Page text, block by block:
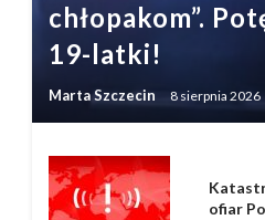
chłopakom”.
19-latki!
Marta Szczecin 8 sierpnia 2026
ofiar